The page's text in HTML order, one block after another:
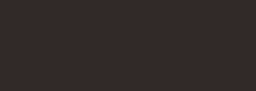
、お客様との特別な